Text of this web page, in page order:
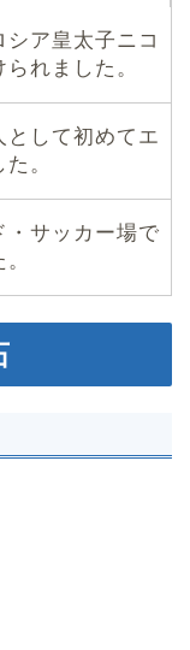
ア皇太子ニコ
れました。
して初めてエ
。
・サッカー場で